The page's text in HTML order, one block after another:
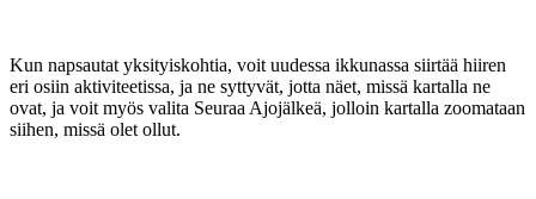
Kun napsautat yksityiskohtia, voit uudessa ikkunassa siirtää hiiren
eri osiin aktiviteetissa, ja ne syttyvät, jotta näet, missä kartalla ne
ovat, ja voit myös valita Seuraa Ajojälkeä, jolloin kartalla zoomataan
siihen, missä olet ollut.